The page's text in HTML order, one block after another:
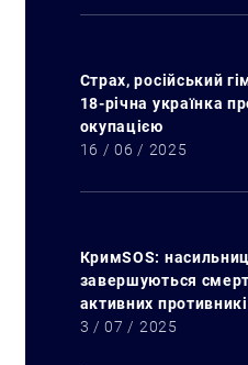
Страх, російський
18-річна українка
окупацією
16 / 06 / 2025
КримSOS:
завершуються
активних
3 / 07 / 2025